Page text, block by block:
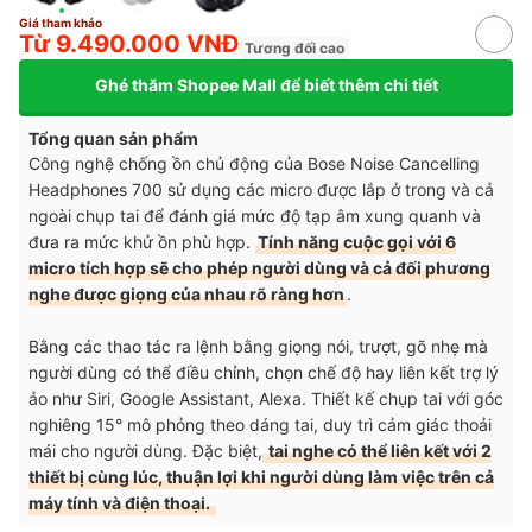
Giá tham khảo
Từ 9.490.000 VNĐ Tương đối cao
Ghé thăm Shopee Mall để biết thêm chi tiết
Tổng quan sản phẩm
Công nghệ chống ồn chủ động của Bose Noise Cancelling
Headphones 700 sử dụng các micro được lắp ở trong và cả
ngoài chụp tai để đánh giá mức độ tạp âm xung quanh và
đưa ra mức khử ồn phù hợp. Tính năng cuộc gọi với 6
micro tích hợp sẽ cho phép người dùng và cả đối phương
nghe được giọng của nhau rõ ràng hơn.
Bằng các thao tác ra lệnh bằng giọng nói, trượt, gõ nhẹ mà
người dùng có thể điều chỉnh, chọn chế độ hay liên kết trợ lý
ảo như Siri, Google Assistant, Alexa. Thiết kế chụp tai với góc
nghiêng 15° mô phỏng theo dáng tai, duy trì cảm giác thoải
mái cho người dùng. Đặc biệt,tai nghe có thể liên kết với 2
thiết bị cùng lúc, thuận lợi khi người dùng làm việc trên cả
máy tính và điện thoại.